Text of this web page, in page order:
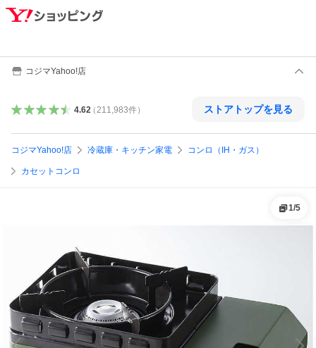
コジマYahoo!店
4.62（ 211,983件） ストアトップを見る
コジマYahoo!店 冷蔵庫・キッチン家電 コンロ（IH・ガス）
カセットコンロ
1/5